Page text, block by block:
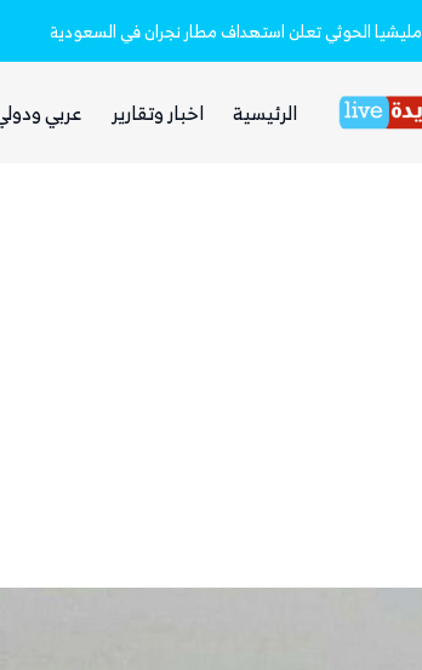
مليشيا الحوثي تعلن استهداف مطار نجران في السعودية
الرئيسية اخبار وتقارير عربي